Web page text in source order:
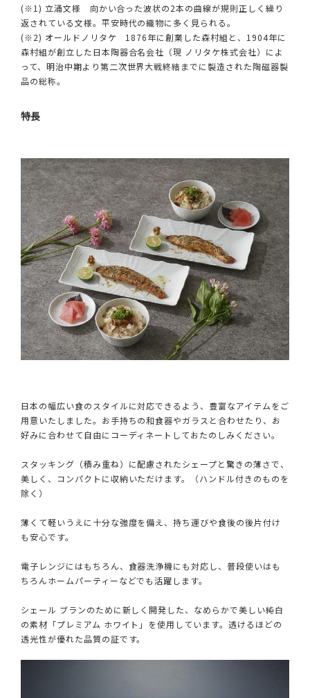
(※1) 立涌文様 向かい合った波状の2本の曲線が規則正しく繰り
返されている文様。平安時代の織物に多く見られる。
(※2) オールドノリタケ 1876年に創業した森村組と、1904年に
森村組が創立した日本陶器合名会社（現 ノリタケ株式会社）によ
って、明治中期より第二次世界大戦終結までに製造された陶磁器製
品の総称。
特長
日本の幅広い食のスタイルに対応できるよう、豊富なアイテムをご
用意いたしました。お手持ちの和食器やガラスと合わせたり、お
好みに合わせて自由にコーディネートしておたのしみください。
スタッキング（積み重ね）に配慮されたシェープと驚きの薄さで、
美しく、コンパクトに収納いただけます。（ハンドル付きのものを
除く）
薄くて軽いうえに十分な強度を備え、持ち運びや食後の後片付け
も安心です。
電子レンジにはもちろん、食器洗浄機にも対応し、普段使いはも
ちろんホームパーティーなどでも活躍します。
シェール ブランのために新しく開発した、なめらかで美しい純白
の素材「プレミアム ホワイト」を使用しています。透けるほどの
透光性が優れた品質の証です。